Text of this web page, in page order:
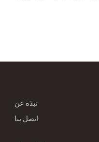
نبذة عن
اتصل بنا